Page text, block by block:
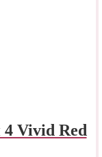
4 Vivid Red